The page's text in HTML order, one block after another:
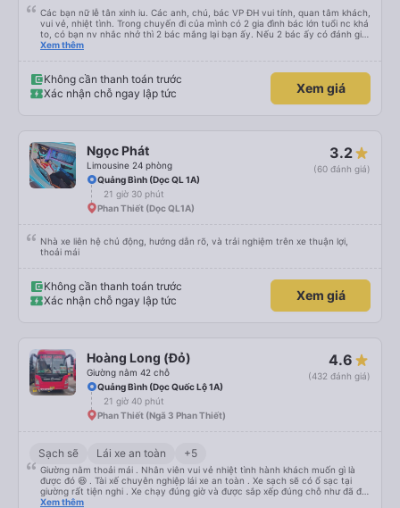
Các bạn nữ lễ tân xinh iu. Các anh, chú, bác VP ĐH vui tính, quan tâm khách,
vui vẻ, nhiệt tình. Trong chuyến đi của mình có 2 gia đình bác lớn tuổi nc khá
to, có bạn nv nhắc nhở thì 2 bác mắng lại bạn ấy. Nếu 2 bác ấy có đánh giá
xấu thì mình ngược lại nha. Bạn ấy nhắc nhở rất đúng. 2 bác nói rất to. To
bạn ấy nha. Nếu bạn ấy bị trừ thì bảo bạn ấy liên hệ sđt của mình, mình hỗ
trợ ạ. Số mình đuôi 666, chuyến ĐH-NT ngày 16/1. À các bạn nữ lễ tân xinh
iu còn đổi cho mình phòng đơn sang đôi xong còn note là (một mình) yêu
Xem thêm
Không cần thanh toán trước
Xác nhận chỗ ngay lập tức
Xem giá
Ngọc Phát
Limousine 24 phòng
3.2
(60 đánh giá)
Quảng Bình (Dọc QL 1A)
21 giờ 30 phút
Phan Thiết (Dọc QL1A)
Nhà xe liên hệ chủ động, hướng dẫn rõ, và trải nghiệm trên xe thuận lợi,
thoải mái
Không cần thanh toán trước
Xác nhận chỗ ngay lập tức
Xem giá
Hoàng Long (Đỏ)
Giường nằm 42 chỗ
4.6
(432 đánh giá)
Quảng Bình (Dọc Quốc Lộ 1A)
21 giờ 40 phút
Phan Thiết (Ngã 3 Phan Thiết)
Sạch sẽ Lái xe an toàn +5
Giường nằm thoải mái . Nhân viên vui vẻ nhiệt tình hành khách muốn gì là
được đó 😆 . Tài xế chuyên nghiệp lái xe an toàn . Xe sạch sẽ có ổ sạc tại
giường rất tiện nghi . Xe chạy đúng giờ và được sắp xếp đúng chỗ như đã đặt
. Điểm 10 cho hoàng long đỏ 👍
Xem thêm